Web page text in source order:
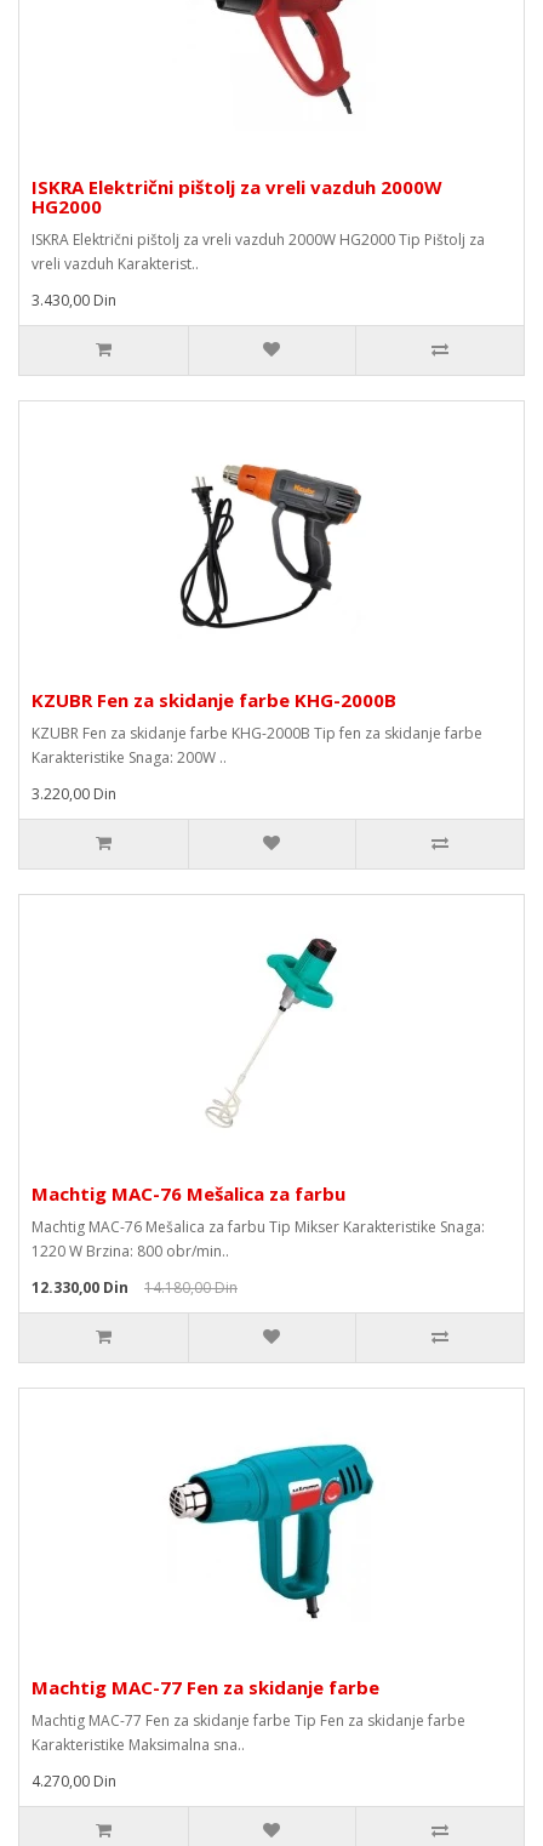
ISKRA Električni pištolj za vreli vazduh 2000W
HG2000
ISKRA Električni pištolj za vreli vazduh 2000W HG2000 Tip Pištolj za
vreli vazduh Karakterist..
3.430,00 Din
KZUBR Fen za skidanje farbe KHG-2000B
KZUBR Fen za skidanje farbe KHG-2000B Tip fen za skidanje farbe
Karakteristike Snaga: 200W ..
3.220,00 Din
Machtig MAC-76 Mešalica za farbu
Machtig MAC-76 Mešalica za farbu Tip Mikser Karakteristike Snaga:
1220 W Brzina: 800 obr/min..
12.330,00 Din
14.180,00 Din
Machtig MAC-77 Fen za skidanje farbe
Machtig MAC-77 Fen za skidanje farbe Tip Fen za skidanje farbe
Karakteristike Maksimalna sna..
4.270,00 Din